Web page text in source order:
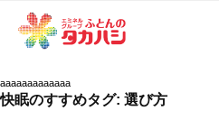
キ
ッ
プ
と
県
・
香
aaaaaaaaaaaaa
快眠のすすめタグ: 選び方
ふ
と
タ